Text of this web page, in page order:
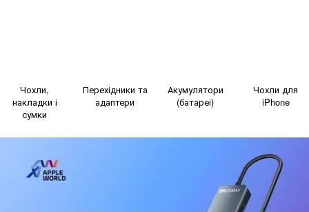
Чохли,
накладки і
сумки
Перехідники та
адаптери
Акумулятори
(батареі)
Чохли для
iPhone